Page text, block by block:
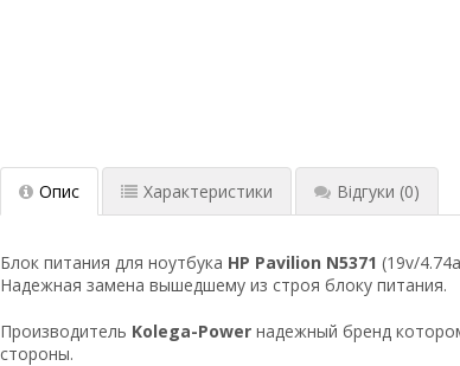
Опис Характеристики Відгуки (0)
Блок питания для ноутбука HP Pavilion N5371 (19v/
Надежная замена вышедшему из строя блоку питания.
Производитель Kolega-Powerнадежный бренд
стороны.